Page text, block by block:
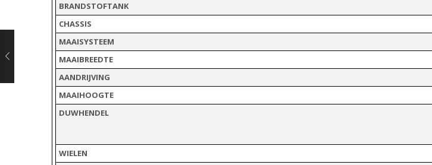
BRANDSTOFTANK
CHASSIS
MAAISYSTEEM
MAAIBREEDTE
AANDRIJVING
MAAIHOOGTE
DUWHENDEL
WIELEN